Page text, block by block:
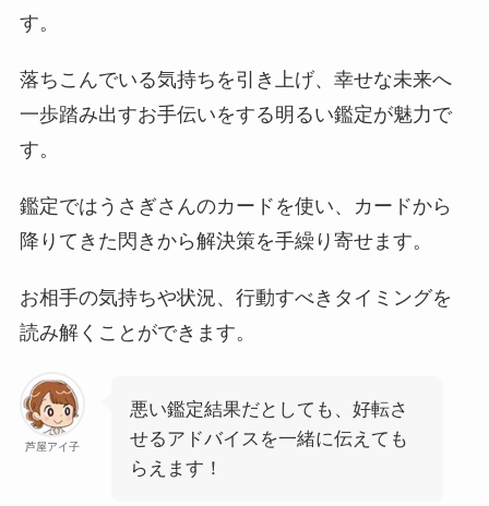
す。
落ちこんでいる気持ちを引き上げ、幸せな未来へ
一歩踏み出すお手伝いをする明るい鑑定が魅力で
す。
鑑定ではうさぎさんのカードを使い、カードから
降りてきた閃きから解決策を手繰り寄せます。
お相手の気持ちや状況、行動すべきタイミングを
読み解くことができます。
芦屋アイ子
悪い鑑定結果だとしても、好転さ
せるアドバイスを一緒に伝えても
らえます！